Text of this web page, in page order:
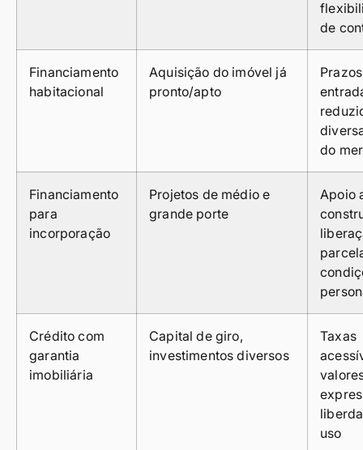
de
Financiamento
habitacional
Aquisição do imóvel já
pronto/apto
do
Financiamento
para
incorporação
Projetos de médio e
grande porte
Apoio
Crédito com
garantia
imobiliária
Capital de giro,
investimentos diversos
Taxas
uso